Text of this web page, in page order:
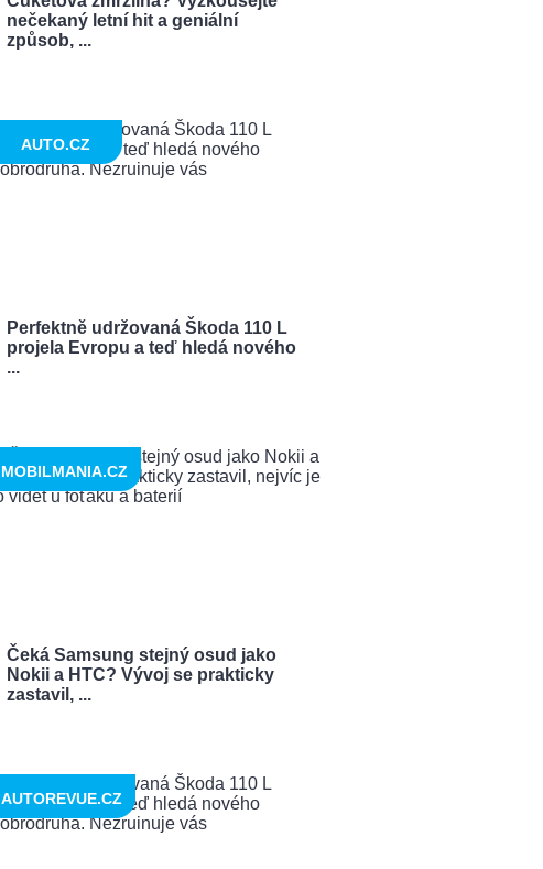
nečekaný letní hit a geniální
způsob, ...
Perfektně udržovaná Škoda 110 L
projela Evropu a teď hledá nového
...
AUTO.CZ
Čeká Samsung stejný osud jako
Nokii a HTC? Vývoj se prakticky
zastavil, ...
MOBILMANIA.CZ
AUTOREVUE.CZ